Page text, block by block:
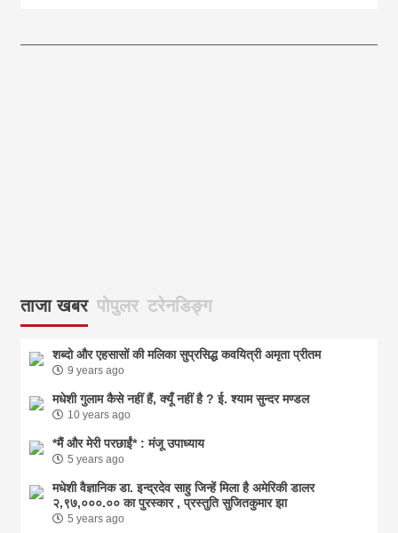
ताजा खबर पोपुलर टरेनडिङ्ग
शब्दो और एहसासों की मलिका सुप्रसिद्ध कवयित्री अमृता प्रीतम
9 years ago
मधेशी गुलाम कैसे नहीं हैं, क्यूँ नहीं है ? ई. श्याम सुन्दर मण्डल
10 years ago
*मैं और मेरी परछाईं* : मंजू उपाध्याय
5 years ago
मधेशी वैज्ञानिक डा. इन्द्रदेव साहु जिन्हें मिला है अमेरिकी डालर
२,९७,०००.०० का पुरस्कार , प्रस्तुति सुजितकुमार झा
5 years ago